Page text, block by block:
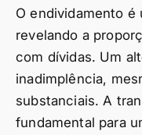
O endividamento
revelando a
com dívidas. Um
inadimplência,
substanciais. A
fundamental para